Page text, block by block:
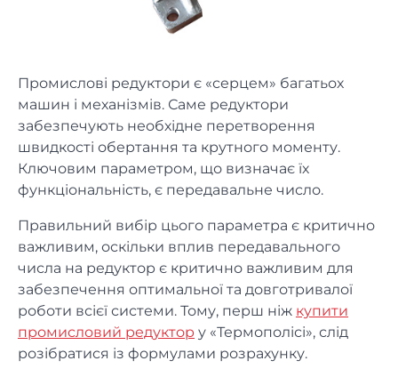
Промислові редуктори є «серцем» багатьох
машин і механізмів. Саме редуктори
забезпечують необхідне перетворення
швидкості обертання та крутного моменту.
Ключовим параметром, що визначає їх
функціональність, є передавальне число.
Правильний вибір цього параметра є критично
важливим, оскільки вплив передавального
числа на редуктор є критично важливим для
забезпечення оптимальної та довготривалої
роботи всієї системи. Тому, перш ніж купити
промисловий редуктор у «Термополісі», слід
розібратися із формулами розрахунку.